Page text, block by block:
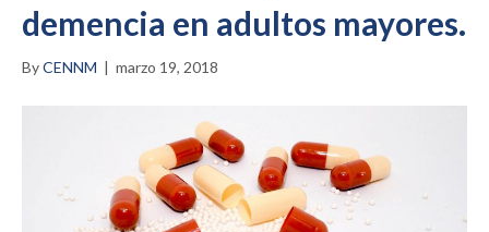
demencia en adultos mayores.
ByCENNM | marzo 19, 2018